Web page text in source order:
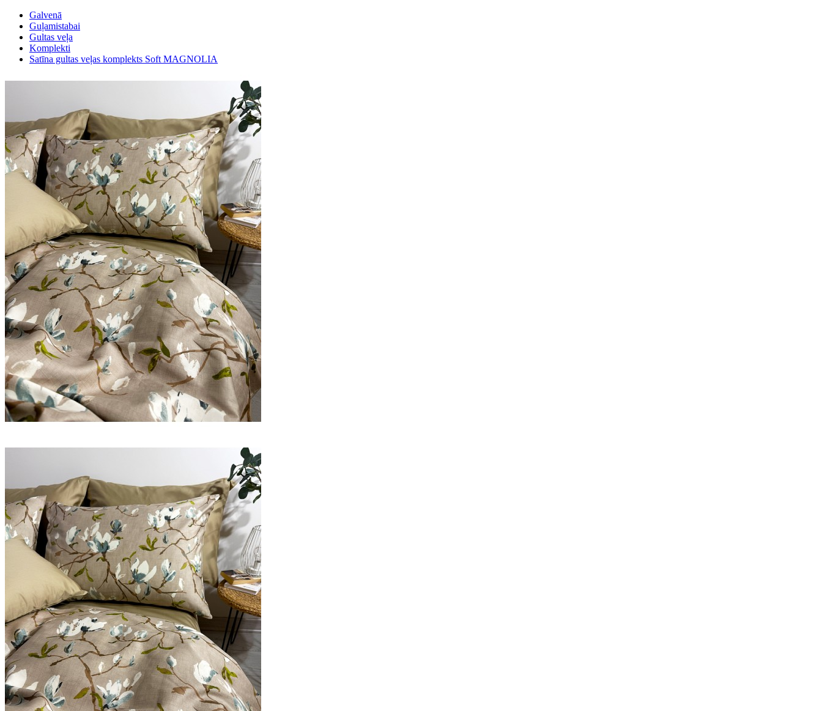
Galvenā
Guļamistabai
Gultas veļa
Komplekti
Satīna gultas veļas komplekts Soft MAGNOLIA